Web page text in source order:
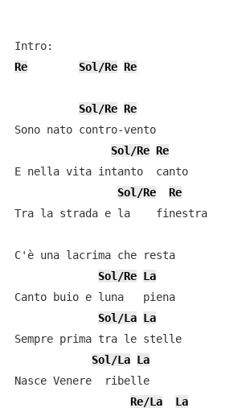
Re
Sol/Re Re
Sol/Re Re
Sono nato contro-vento
Sol/Re Re
E nella vita intanto  canto
Sol/Re
Re
Tra la strada e la    finestra
C'è una lacrima che resta
Sol/Re La
Canto buio e luna   piena
Sol/La La
Sempre prima tra le stelle
Sol/La La
Nasce Venere  ribelle
Re/La
La